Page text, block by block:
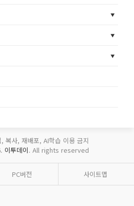
복사, 재배포, AI학습 이용 금지
이투데이. All rights reserved
PC버전 사이트맵